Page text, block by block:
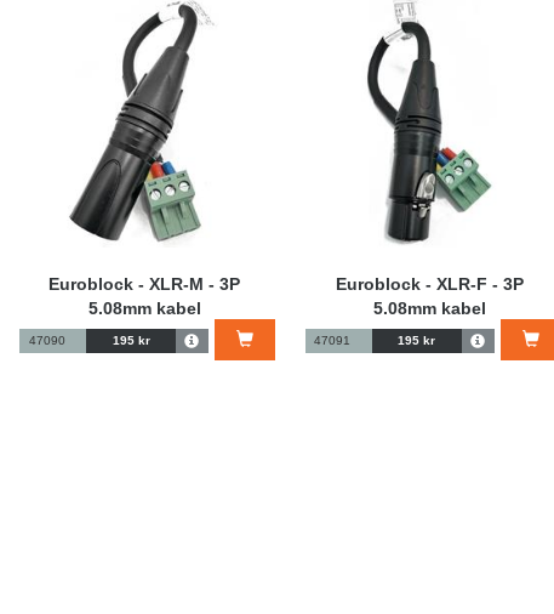
Euroblock - XLR-M - 3P
5.08mm kabel
47090 195 kr
Euroblock - XLR-F - 3P
5.08mm kabel
47091 195 kr